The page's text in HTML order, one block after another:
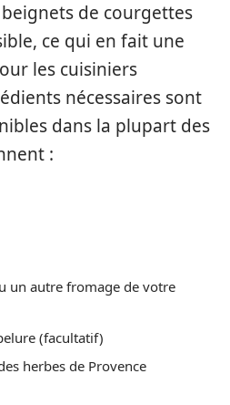
de courgettes
ce qui en fait une
les cuisiniers
nécessaires sont
dans la plupart des
:
un autre fromage de votre
(facultatif)
herbes de Provence